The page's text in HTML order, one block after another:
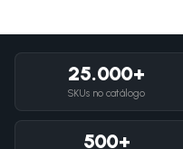
25.000+
SKUs no catálogo
500+